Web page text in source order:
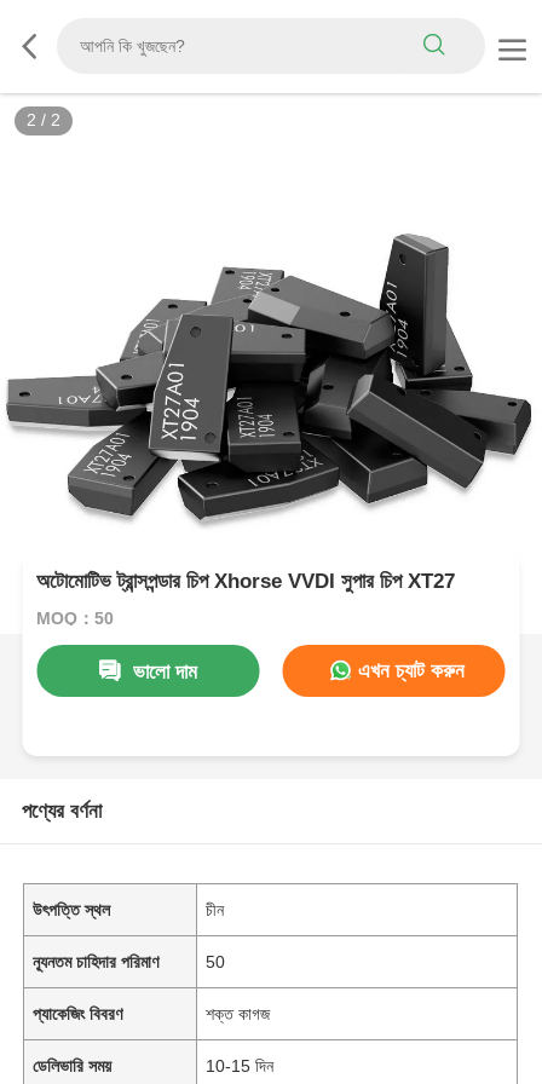
2 / 2
অটোমোটিভ ট্রান্সপন্ডার চিপ Xhorse VVDI সুপার চিপ XT27
MOQ：50
ভালো দাম এখন চ্যাট করুন
পণ্যের বর্ণনা
উৎপত্তি স্থল চীন
ন্যূনতম চাহিদার পরিমাণ 50
প্যাকেজিং বিবরণ শক্ত কাগজ
ডেলিভারি সময় 10-15 দিন